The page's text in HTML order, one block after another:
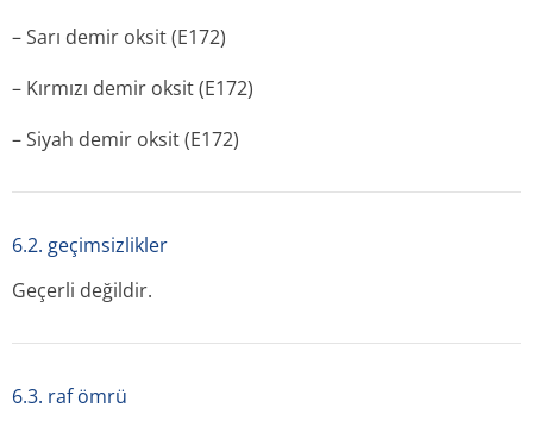
– Sarı demir oksit (E172)
– Kırmızı demir oksit (E172)
– Siyah demir oksit (E172)
6.2. geçimsizlikler
Geçerli değildir.
6.3. raf ömrü